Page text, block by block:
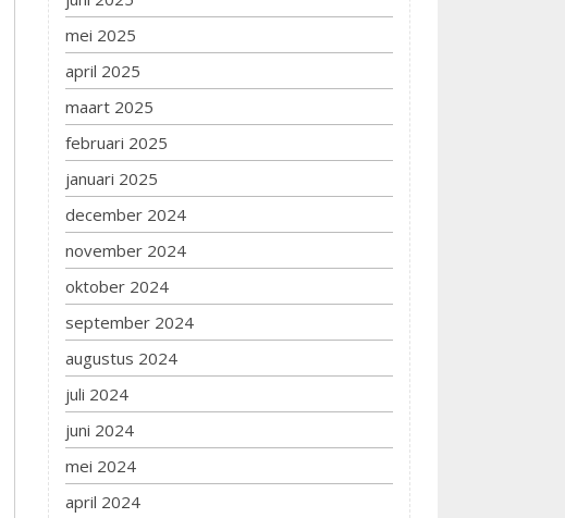
mei 2025
april 2025
maart 2025
februari 2025
januari 2025
december 2024
november 2024
oktober 2024
september 2024
augustus 2024
juli 2024
juni 2024
mei 2024
april 2024